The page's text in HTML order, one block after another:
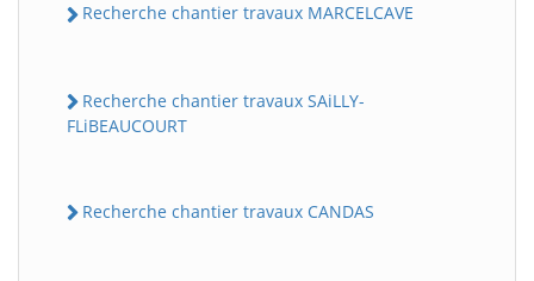
Recherche chantier travaux MARCELCAVE
Recherche chantier travaux SAiLLY-
FLiBEAUCOURT
Recherche chantier travaux CANDAS